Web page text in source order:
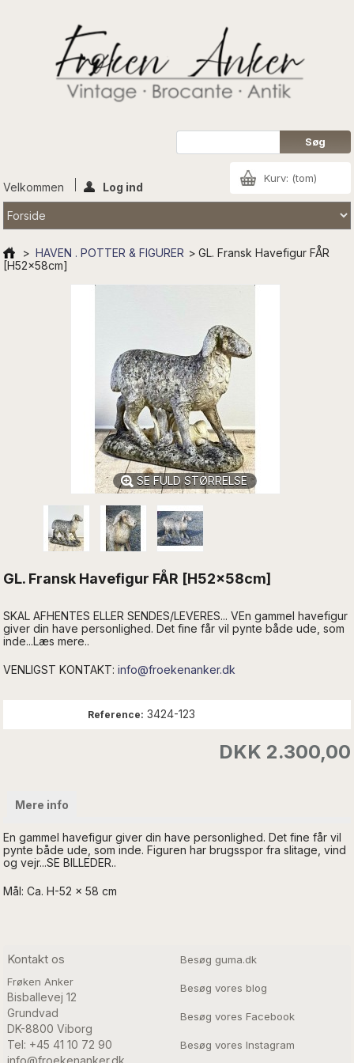
Kurv: (tom)
Velkommen Log ind
> HAVEN . POTTER & FIGURER > GL. Fransk Havefigur FÅR
[H52x58cm]
SE FULD STØRRELSE
GL. Fransk Havefigur FÅR [H52x58cm]
SKAL AFHENTES ELLER SENDES/LEVERES... VEn gammel havefigur
giver din have personlighed. Det fine får vil pynte både ude, som
inde...Læs mere..
VENLIGST KONTAKT:info@froekenanker.dk
Reference: 3424-123
DKK 2.300,00
Mere info
En gammel havefigur giver din have personlighed. Det fine får vil
pynte både ude, som inde. Figuren har brugsspor fra slitage, vind
og vejr...SE BILLEDER..
Mål: Ca. H-52 x 58 cm
Kontakt os
Frøken Anker
Bisballevej 12
Grundvad
DK-8800 Viborg
Tel: +45 41 10 72 90
info@froekenanker.dk
Besøg guma.dk
Besøg vores blog
Besøg vores Facebook
Besøg vores Instagram